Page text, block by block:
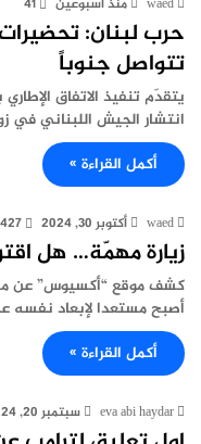
waed منذ أسبوعين 41
تتواصل جنوباً
يتقدّم تنفيذ الاتفاق
انتشار الجيش اللبناني في
أكمل القراءة »
waed أكتوبر 30, 2024 427
زيارة مهمّة… هل
كشف موقع “أكسيوس” عن
أصبح مستعدا لإبعاد نفسه
أكمل القراءة »
eva abi haydar سبتمبر 20, 2024